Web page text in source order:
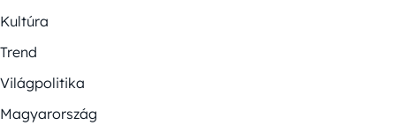
Kultúra
Trend
Világpolitika
Magyarország